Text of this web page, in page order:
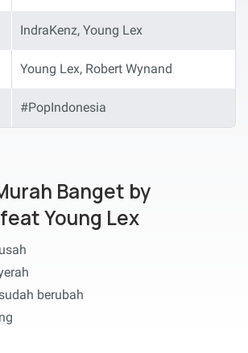
IndraKenz, Young Lex
Young Lex, Robert Wynand
#PopIndonesia
Banget by
Young Lex
berubah